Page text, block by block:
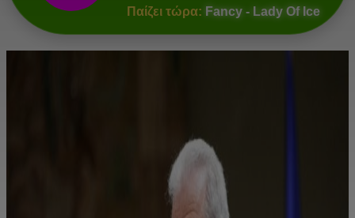
Παίζει τώρα: Fancy - Lady Of Ice